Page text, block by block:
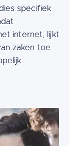
specifiek
internet, lijkt
zaken toe